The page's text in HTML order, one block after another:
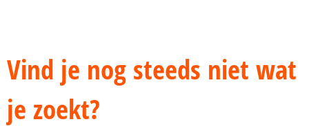
Vind je nog steeds niet wat
je zoekt?